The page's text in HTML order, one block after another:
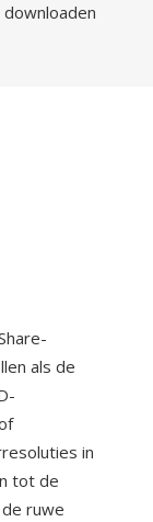
downloaden
als de
in
tot de
ruwe